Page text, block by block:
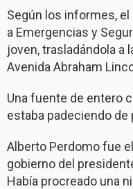
Según los informes,
a Emergencias y
joven, trasladándola a
Avenida Abraham
Una fuente de entero
estaba padeciendo
Alberto Perdomo fue
gobierno del
Había procreado una